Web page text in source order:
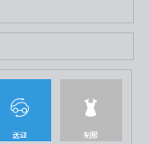
送迎 制服